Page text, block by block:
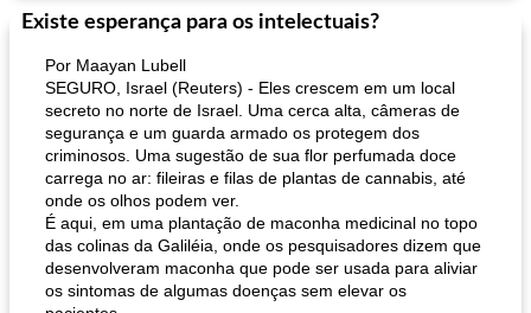
Existe esperança para os intelectuais?
Por Maayan Lubell
SEGURO, Israel (Reuters) - Eles crescem em um local
secreto no norte de Israel. Uma cerca alta, câmeras de
segurança e um guarda armado os protegem dos
criminosos. Uma sugestão de sua flor perfumada doce
carrega no ar: fileiras e filas de plantas de cannabis, até
onde os olhos podem ver.
É aqui, em uma plantação de maconha medicinal no topo
das colinas da Galiléia, onde os pesquisadores dizem que
desenvolveram maconha que pode ser usada para aliviar
os sintomas de algumas doenças sem elevar os